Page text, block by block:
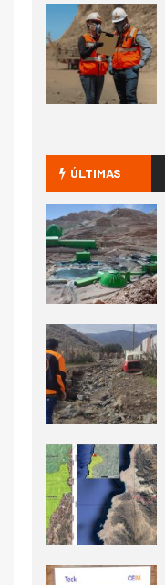
2
3
4
5
ÚLTIMAS